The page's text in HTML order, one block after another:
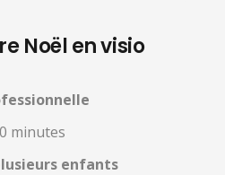
Noël en visio
minutes
enfants